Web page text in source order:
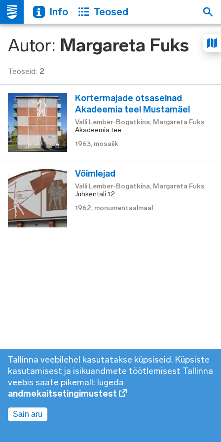
Info Teosed
Autor: Margareta Fuks
Teoseid: 2
Kortermajade otsaseinad
Akadeemia teel Mustamäel
Valli Lember-Bogatkina, Margareta Fuks
Akadeemia tee
1963, mosaiik
Võimlejad
Valli Lember-Bogatkina, Margareta Fuks
Juhkentali 12
1962, monumentaalmaal
Tallinna veebilehel kasutatakse küpsiseid. Küpsiste
kasutamisest ja isikuandmete töötlemisest Tallinna
veebis saate pikemalt lugeda
andmekaitsetingimustest
Sain aru